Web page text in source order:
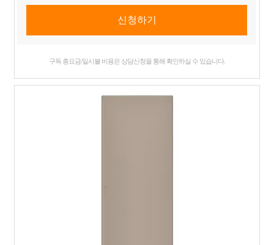
구독 총요금/일시불 비용은 상담신청을 통해 확인하실 수 있습니다.